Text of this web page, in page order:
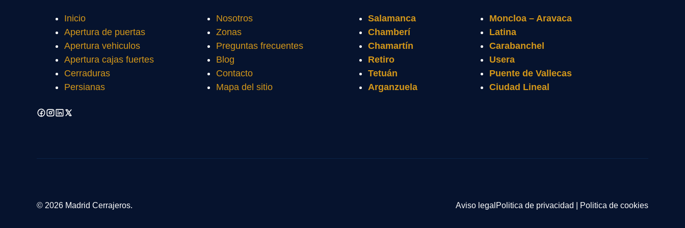
Inicio
Apertura de puertas
Apertura vehiculos
Apertura cajas fuertes
Cerraduras
Persianas
Nosotros
Zonas
Preguntas frecuentes
Blog
Contacto
Mapa del sitio
Salamanca
Chamberí
Chamartín
Retiro
Tetuán
Arganzuela
Moncloa – Aravaca
Latina
Carabanchel
Usera
Puente de Vallecas
Ciudad Lineal
© 2026 Madrid Cerrajeros. Aviso legal Politica de privacidad Politica de cookies